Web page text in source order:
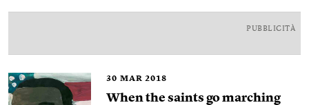
PUBBLICITÀ
30 MAR 2018
When the saints go marching